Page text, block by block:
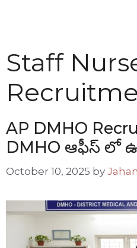
Staff
AP DMHO
DMHO ఆఫీస్ లో
October 10, 2025 by